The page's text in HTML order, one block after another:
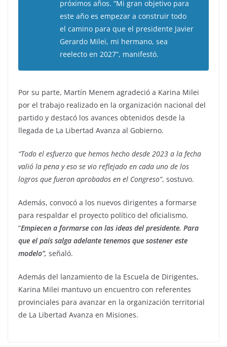
próximos años. “Mi gran objetivo para
este año es empezar a construir todo
el camino para que el presidente Javier
Gerardo Milei, mi hermano, sea
reelecto en 2027”, manifestó.
Por su parte, Martín Menem agradeció a Karina Milei
por el trabajo realizado en la organización nacional del
partido y destacó los avances obtenidos desde la
llegada de La Libertad Avanza al Gobierno.
“Todo el esfuerzo que hemos hecho desde 2023 a la fecha
valió la pena y eso se vio reflejado en cada uno de los
logros que fueron aprobados en el Congreso”, sostuvo.
Además, convocó a los nuevos dirigentes a formarse
para respaldar el proyecto político del oficialismo.
“Empiecen a formarse con las ideas del presidente. Para
que el país salga adelante tenemos que sostener este
modelo”, señaló.
Además del lanzamiento de la Escuela de Dirigentes,
Karina Milei mantuvo un encuentro con referentes
provinciales para avanzar en la organización territorial
de La Libertad Avanza en Misiones.